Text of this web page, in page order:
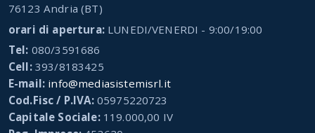
76123 Andria (BT)
orari di apertura:LUNEDI/VENERDI - 9:00/19:00
Tel: 080/3591686
Cell:393/8183425
E-mail: info@mediasistemisrl.it
Cod.Fisc / P.IVA:05975220723
Capitale Sociale:119.000,00 IV